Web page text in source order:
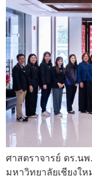
ศาสตราจารย์ ดร.น
มหาวิทยาลัยเชียงใ